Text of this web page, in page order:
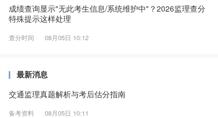
成绩查询显示"无此考生信息/系统维护中"？2026监理查分
特殊提示这样处理
查分时间 08月05日 10:12
最新消息
交通监理真题解析与考后估分指南
备考资料 08月05日 10:11